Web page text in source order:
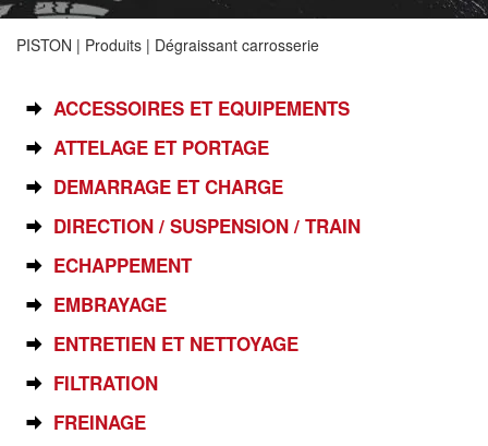
PISTON | Produits | Dégraissant carrosserie
ACCESSOIRES ET EQUIPEMENTS
ATTELAGE ET PORTAGE
DEMARRAGE ET CHARGE
DIRECTION / SUSPENSION / TRAIN
ECHAPPEMENT
EMBRAYAGE
ENTRETIEN ET NETTOYAGE
FILTRATION
FREINAGE